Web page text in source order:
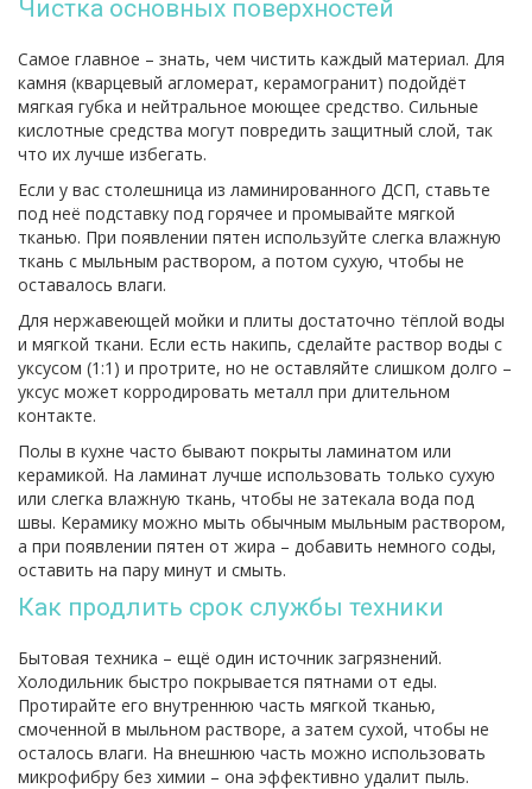
Чистка основных поверхностей
Самое главное – знать, чем чистить каждый материал. Для
камня (кварцевый агломерат, керамогранит) подойдёт
мягкая губка и нейтральное моющее средство. Сильные
кислотные средства могут повредить защитный слой, так
что их лучше избегать.
Если у вас столешница из ламинированного ДСП, ставьте
под неё подставку под горячее и промывайте мягкой
тканью. При появлении пятен используйте слегка влажную
ткань с мыльным раствором, а потом сухую, чтобы не
оставалось влаги.
Для нержавеющей мойки и плиты достаточно тёплой воды
и мягкой ткани. Если есть накипь, сделайте раствор воды с
уксусом (1:1) и протрите, но не оставляйте слишком долго –
уксус может корродировать металл при длительном
контакте.
Полы в кухне часто бывают покрыты ламинатом или
керамикой. На ламинат лучше использовать только сухую
или слегка влажную ткань, чтобы не затекала вода под
швы. Керамику можно мыть обычным мыльным раствором,
а при появлении пятен от жира – добавить немного соды,
оставить на пару минут и смыть.
Как продлить срок службы техники
Бытовая техника – ещё один источник загрязнений.
Холодильник быстро покрывается пятнами от еды.
Протирайте его внутреннюю часть мягкой тканью,
смоченной в мыльном растворе, а затем сухой, чтобы не
осталось влаги. На внешнюю часть можно использовать
микрофибру без химии – она эффективно удалит пыль.